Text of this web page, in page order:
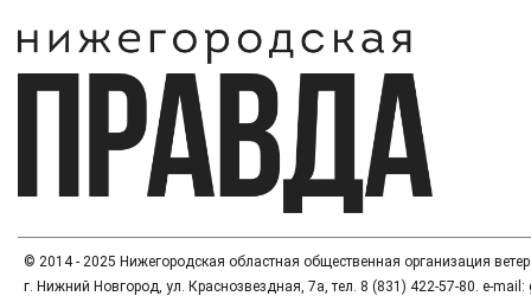
© 2014 - 2025 Нижегородская областная общественная организация
г. Нижний Новгород, ул. Краснозвездная, 7а, тел. 8 (831) 422-57-80. e-